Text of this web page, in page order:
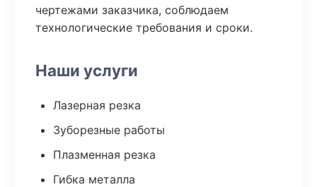
чертежами заказчика, соблюдаем
технологические требования и сроки.
Наши услуги
Лазерная резка
Зуборезные работы
Плазменная резка
Гибка металла